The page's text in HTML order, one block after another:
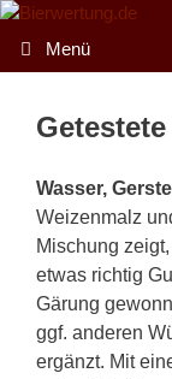
Zum
Inhalt
springen
Menü
Wasser,
Weizenmalz
Mischung
etwas richtig
Gärung
ggf. anderen
ergänzt. Mit